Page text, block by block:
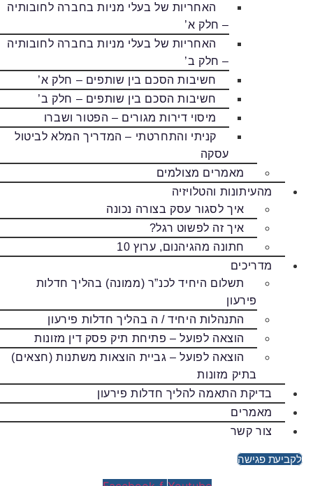
האחריות של בעלי מניות בחברה לחובותיה
– חלק א’
האחריות של בעלי מניות בחברה לחובותיה
– חלק ב’
חשיבות הסכם בין שותפים – חלק א’
חשיבות הסכם בין שותפים – חלק ב’
מיסוי דירות מגורים – הפטור ושברו
קניתי והתחרטתי – המדריך המלא לביטול
עסקה
מאמרים מצולמים
מהעיתונות והטלויזיה
איך לסגור עסק בצורה נכונה
איך זה לפשוט רגל?
חתונה מהגיהנום, ערוץ 10
מדריכים
תשלום היחיד לכנ”ר (ממונה) בהליך חדלות
פירעון
התנהלות היחיד / ה בהליך חדלות פירעון
הוצאה לפועל – פתיחת תיק פסק דין מזונות
הוצאה לפועל – גביית הוצאות משתנות (חצאים)
בתיק מזונות
בדיקת התאמה להליך חדלות פירעון
מאמרים
צור קשר
לקביעת פגישה